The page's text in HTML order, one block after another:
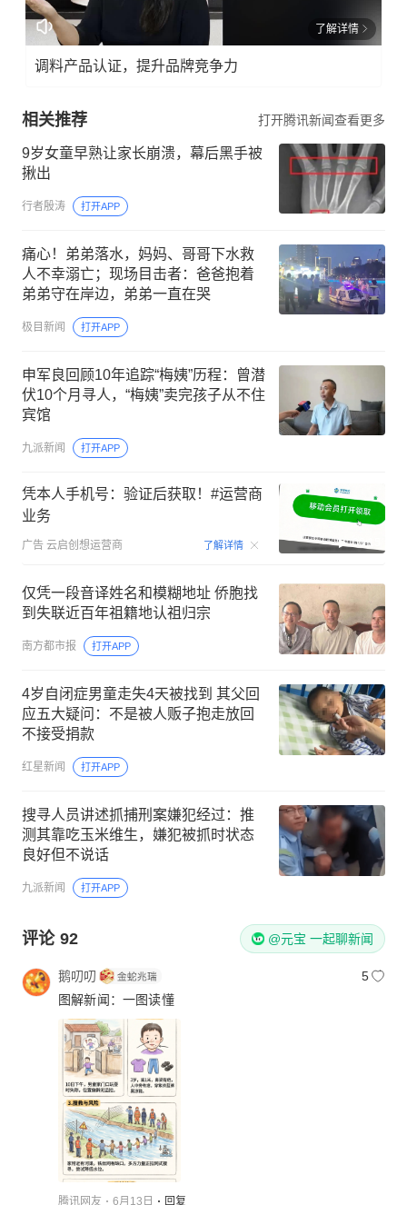
了解详情
调料产品认证，提升品牌竞争力
相关推荐 打开腾讯新闻查看更多
9岁女童早熟让家长崩溃，幕后黑手被
揪出
行者殷涛 打开APP
痛心！弟弟落水，妈妈、哥哥下水救
人不幸溺亡；现场目击者：爸爸抱着
弟弟守在岸边，弟弟一直在哭
极目新闻 打开APP
申军良回顾10年追踪“梅姨”历程：曾潜
伏10个月寻人，“梅姨”卖完孩子从不住
宾馆
九派新闻 打开APP
凭本人手机号：验证后获取！#运营商
业务
广告 云启创想运营商 了解详情 00:15
仅凭一段音译姓名和模糊地址 侨胞找
到失联近百年祖籍地认祖归宗
南方都市报 打开APP
4岁自闭症男童走失4天被找到 其父回
应五大疑问：不是被人贩子抱走放回
不接受捐款
红星新闻 打开APP
搜寻人员讲述抓捕刑案嫌犯经过：推
测其靠吃玉米维生，嫌犯被抓时状态
良好但不说话
九派新闻 打开APP
评论 92 @元宝 一起聊新闻
鹅叨叨
5
图解新闻：一图读懂
腾讯网友 6月13日 回复